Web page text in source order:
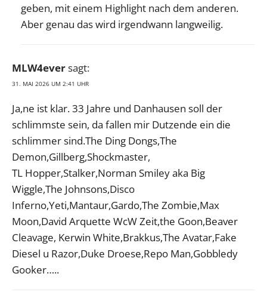
geben, mit einem Highlight nach dem anderen.
Aber genau das wird irgendwann langweilig.
MLW4eversagt:
31. MAI 2026 UM 2:41 UHR
Ja,ne ist klar. 33 Jahre und Danhausen soll der
schlimmste sein, da fallen mir Dutzende ein die
schlimmer sind.The Ding Dongs,The
Demon,Gillberg,Shockmaster,
TL Hopper,Stalker,Norman Smiley aka Big
Wiggle,The Johnsons,Disco
Inferno,Yeti,Mantaur,Gardo,The Zombie,Max
Moon,David Arquette WcW Zeit,the Goon,Beaver
Cleavage, Kerwin White,Brakkus,The Avatar,Fake
Diesel u Razor,Duke Droese,Repo Man,Gobbledy
Gooker…..